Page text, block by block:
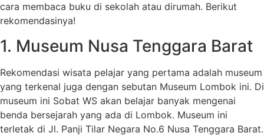
cara membaca buku di sekolah atau dirumah. Berikut
rekomendasinya!
1. Museum Nusa Tenggara Barat
Rekomendasi wisata pelajar yang pertama adalah museum
yang terkenal juga dengan sebutan Museum Lombok ini. Di
museum ini Sobat WS akan belajar banyak mengenai
benda bersejarah yang ada di Lombok. Museum ini
terletak di Jl. Panji Tilar Negara No.6 Nusa Tenggara Barat.